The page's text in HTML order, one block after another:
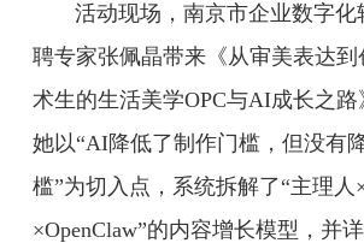
活动现场，南京市企业数字化
聘专家张佩晶带来《从审美表达
术生的生活美学OPC与AI成长之路
她以“AI降低了制作门槛，但没有
槛”为切入点，系统拆解了“主理人
×OpenClaw”的内容增长模型，并